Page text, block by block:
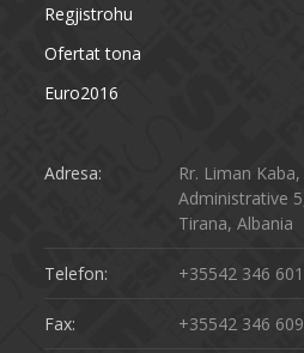
Regjistrohu
Ofertat tona
Euro2016
Adresa:
Rr. Liman
Administrative
Tirana, Albania
Telefon: +35542 346 601
Fax: +35542 346 609